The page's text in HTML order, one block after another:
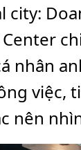
city:
nhân
việc,
nên